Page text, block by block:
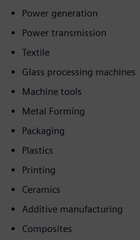
Power generation
Power transmission
Textile
Glass processing machines
Machine tools
Metal Forming
Packaging
Plastics
Printing
Ceramics
Additive manufacturing
Composites